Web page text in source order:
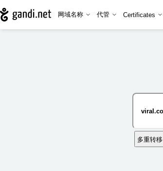
网域名称 代管 Certificates
多重转移